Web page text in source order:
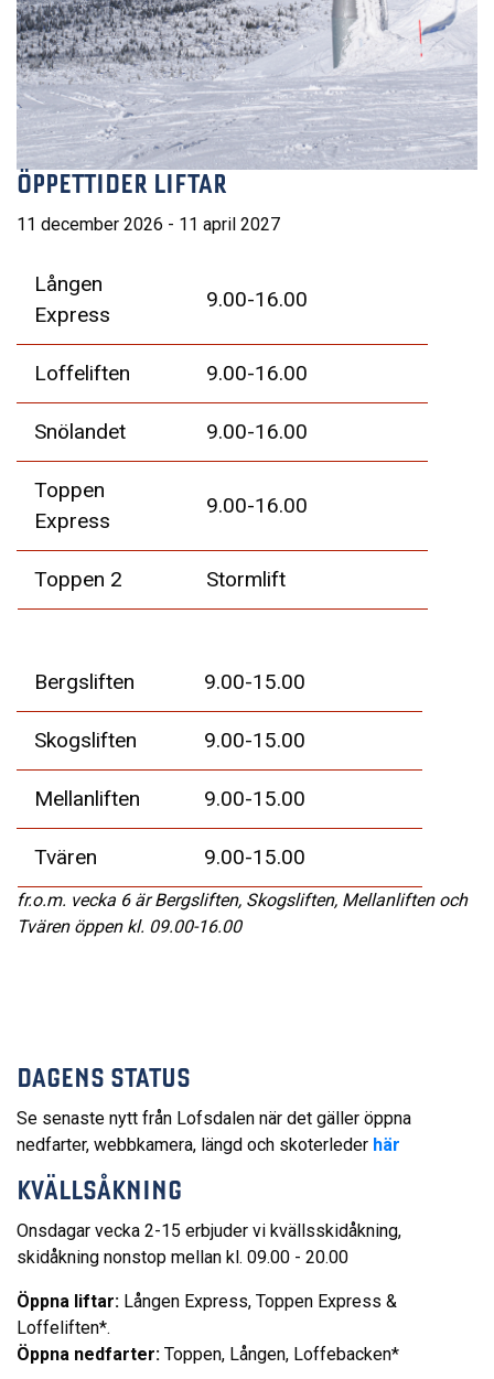
ÖPPETTIDER LIFTAR
11 december 2026 - 11 april 2027
Lången
Express
9.00-16.00
Loffeliften 9.00-16.00
Snölandet 9.00-16.00
Toppen
Express
9.00-16.00
Toppen 2 Stormlift
Bergsliften 9.00-15.00
Skogsliften 9.00-15.00
Mellanliften 9.00-15.00
Tvären 9.00-15.00
fr.o.m. vecka 6 är Bergsliften, Skogsliften, Mellanliften och
Tvären öppen kl. 09.00-16.00
DAGENS STATUS
Se senaste nytt från Lofsdalen när det gäller öppna
nedfarter, webbkamera, längd och skoterleder här
KVÄLLSÅKNING
Onsdagar vecka 2-15 erbjuder vi kvällsskidåkning,
skidåkning nonstop mellan kl. 09.00 - 20.00
Öppna liftar: Lången Express, Toppen Express &
Loffeliften*.
Öppna nedfarter: Toppen, Lången, Loffebacken*